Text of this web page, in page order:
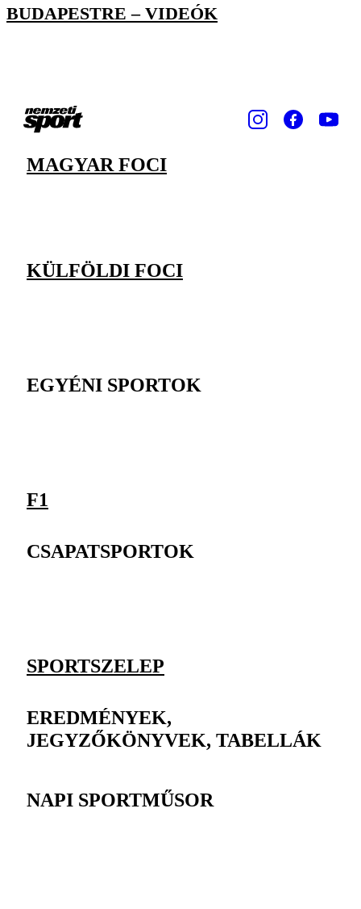
BUDAPESTRE – VIDEÓK
MAGYAR FOCI
KÜLFÖLDI FOCI
EGYÉNI SPORTOK
F1
CSAPATSPORTOK
SPORTSZELEP
EREDMÉNYEK,
JEGYZŐKÖNYVEK, TABELLÁK
NAPI SPORTMŰSOR